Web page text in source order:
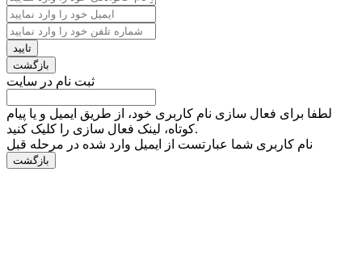
ثبت نام در سایت
لطفا برای فعال سازی نام کاربری خود، از طریق ایمیل و یا پیام
کوتاه، لینک فعال سازی را کلیک کنید.
نام کاربری شما عبارتست از ایمیل وارد شده در مرحله قبل